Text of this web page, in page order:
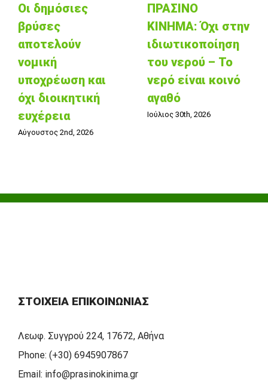
Οι δημόσιες
βρύσες
αποτελούν
νομική
υποχρέωση και
όχι διοικητική
ευχέρεια
Αύγουστος 2nd, 2026
ΠΡΑΣΙΝΟ
ΚΙΝΗΜΑ: Όχι στην
ιδιωτικοποίηση
του νερού – Το
νερό είναι κοινό
αγαθό
Ιούλιος 30th, 2026
ΣΤΟΙΧΕΊΑ ΕΠΙΚΟΙΝΩΝΊΑΣ
Λεωφ. Συγγρού 224, 17672, Αθήνα
Phone: (+30) 6945907867
Email: info@prasinokinima.gr